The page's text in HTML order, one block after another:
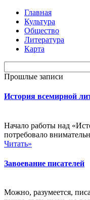
Главная
Культура
Общество
Литература
Карта
Прошлые записи
История всемирной
Начало работы над
потребовало
Читать»
Завоевание писателей
Можно, разумеется,